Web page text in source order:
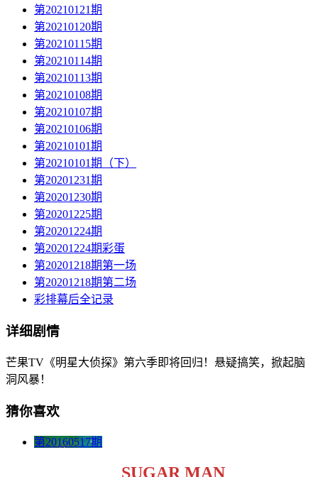
第20210121期
第20210120期
第20210115期
第20210114期
第20210113期
第20210108期
第20210107期
第20210106期
第20210101期
第20210101期（下）
第20201231期
第20201230期
第20201225期
第20201224期
第20201224期彩蛋
第20201218期第一场
第20201218期第二场
彩排幕后全记录
详细剧情
芒果TV《明星大侦探》第六季即将回归！悬疑搞笑，掀起脑
洞风暴！
猜你喜欢
第20160517期
SUGAR MAN